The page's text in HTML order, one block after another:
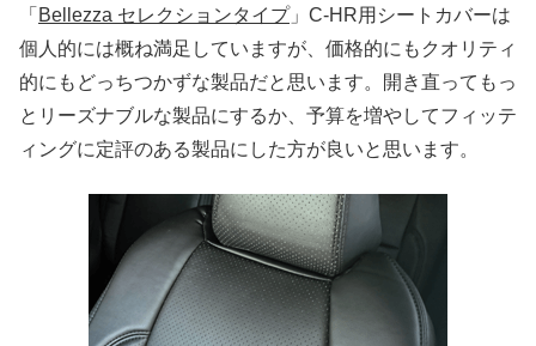
「 Bellezza セレクションタイプ 」C-HR用シートカバーは
個人的には概ね満足していますが、価格的にもクオリティ
的にもどっちつかずな製品だと思います。開き直ってもっ
とリーズナブルな製品にするか、予算を増やしてフィッテ
ィングに定評のある製品にした方が良いと思います。